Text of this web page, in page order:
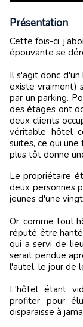
Présentation
Cette fois-ci, j’aborderai « The Innkeepers », un film d'horreur-
épouvante se
Il s'agit donc
existe vraiment)
par un parking.
des étages ont
deux clients
véritable hôtel
suites, ce qui
plus tôt donne
Le propriétaire étant parti en vacances, il ne reste plus que
deux personnes
jeunes d'une
Or, comme tout
réputé être
qui a servi de
serait pendue
l'autel, le jour de
L'hôtel étant
profiter pour
disparaisse à